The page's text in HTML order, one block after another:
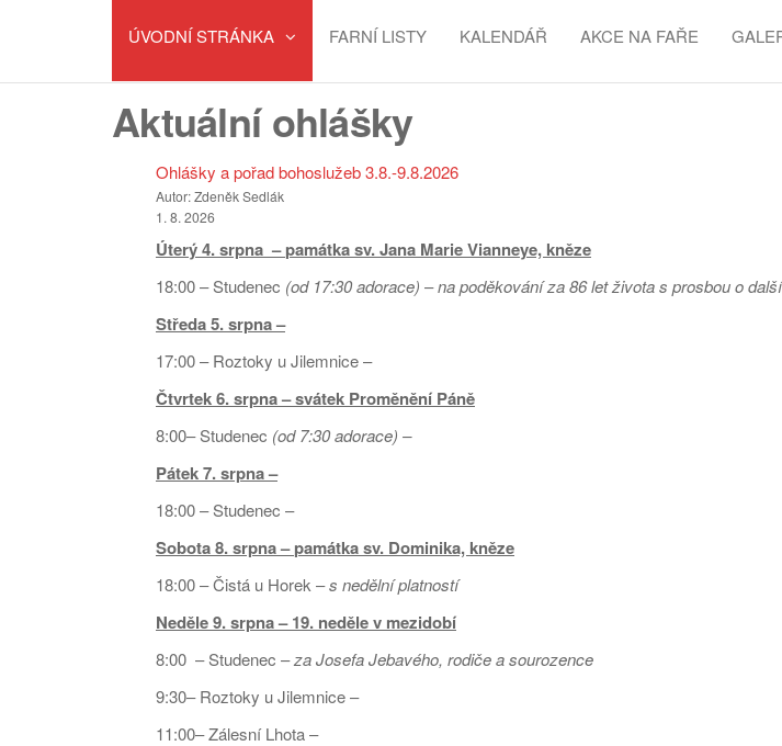
ÚVODNÍ STRÁNKA FARNÍ LISTY KALENDÁŘ AKCE NA FAŘE
Aktuální ohlášky
Ohlášky a pořad bohoslužeb 3.8.-9.8.2026
Autor: Zdeněk Sedlák
1. 8. 2026
Úterý 4. srpna –památka sv. Jana Marie Vianneye, kněze
18:00 – Studenec (od 17:30 adorace) –na poděkování za 86 let života s prosbou o
Středa 5. srpna –
17:00 – Roztoky u Jilemnice –
Čtvrtek 6. srpna – svátek Proměnění Páně
8:00– Studenec (od 7:30 adorace) –
Pátek7. srpna –
18:00 – Studenec –
Sobota 8. srpna –památka sv. Dominika, kněze
18:00 – Čistá u Horek –s nedělní platností
Neděle 9. srpna – 19. neděle v mezidobí
8:00 – Studenec –za Josefa Jebavého, rodiče a sourozence
9:30– Roztoky u Jilemnice –
11:00– Zálesní Lhota –